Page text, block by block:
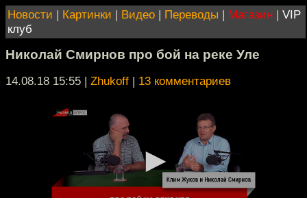
Новости | Картинки | Видео | Переводы | Магазин | VIP
клуб
Николай Смирнов про бой на реке Уле
14.08.18 15:55 | Zhukoff | 13 комментариев